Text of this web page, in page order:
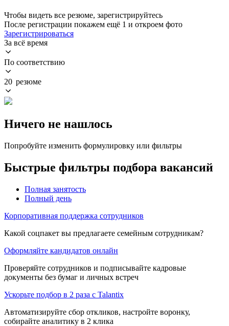
Чтобы видеть все резюме, зарегистрируйтесь
После регистрации покажем ещё 1 и откроем фото
Зарегистрироваться
За всё время
По соответствию
20 резюме
Ничего не нашлось
Попробуйте изменить формулировку или фильтры
Быстрые фильтры подбора вакансий
Полная занятость
Полный день
Корпоративная поддержка сотрудников
Какой соцпакет вы предлагаете семейным сотрудникам?
Оформляйте кандидатов онлайн
Проверяйте сотрудников и подписывайте кадровые
документы без бумаг и личных встреч
Ускорьте подбор в 2 раза с Talantix
Автоматизируйте сбор откликов, настройте воронку,
собирайте аналитику в 2 клика